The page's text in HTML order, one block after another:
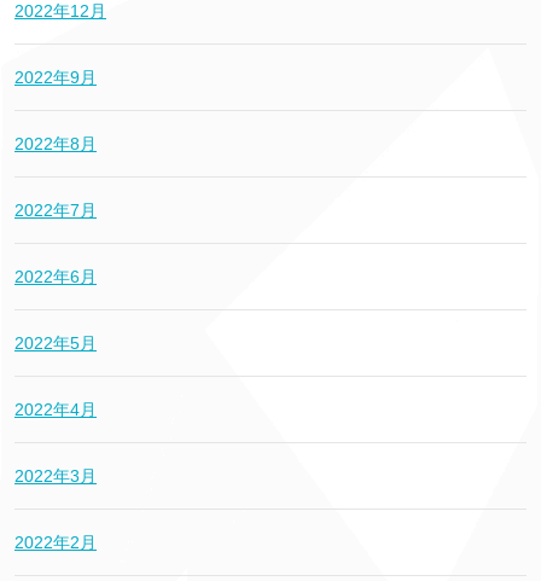
2022年12月
2022年9月
2022年8月
2022年7月
2022年6月
2022年5月
2022年4月
2022年3月
2022年2月